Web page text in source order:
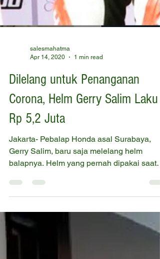
Apr 14, 2020
1 min read
Dilelang untuk Penanganan
Corona, Helm Gerry Salim Laku
Rp 5,2 Juta
Jakarta- Pebalap Honda asal Surabaya,
Gerry Salim, baru saja melelang helm
balapnya. Helm yang pernah dipakai saat